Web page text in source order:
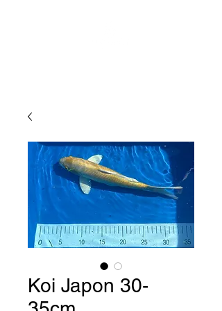
Koi Japon 30-